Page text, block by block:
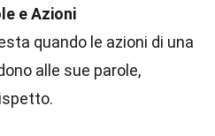
e Azioni
quando le azioni di una
alle sue parole,